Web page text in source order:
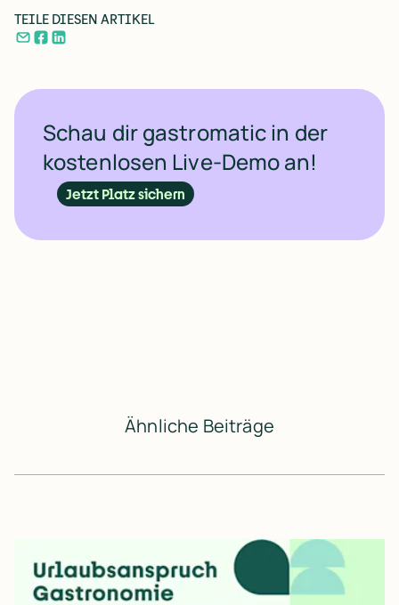
TEILE DIESEN ARTIKEL
Schau dir gastromatic in der
kostenlosen Live-Demo an!
Jetzt Platz sichern
Ähnliche Beiträge